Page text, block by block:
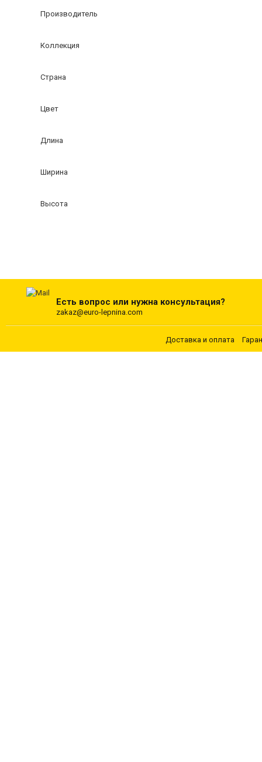
Производитель
Коллекция
Страна
Цвет
Длина
Ширина
Высота
Есть вопрос или нужна консультация?
zakaz@euro-lepnina.com
Доставка и оплата